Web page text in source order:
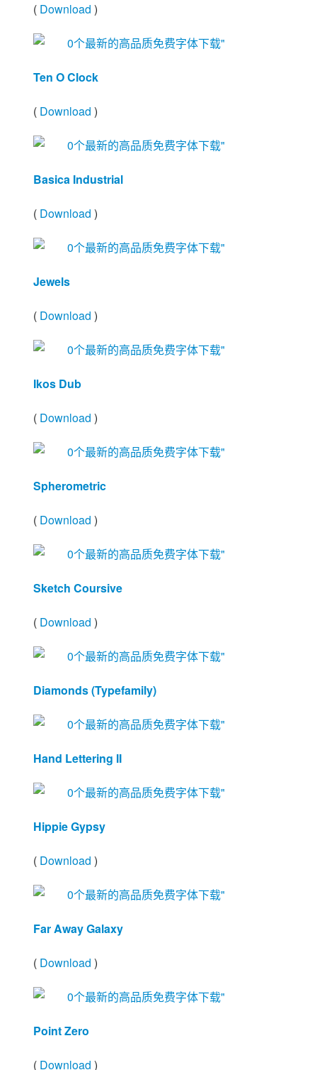
( Download )
Ten O Clock
( Download )
Basica Industrial
( Download )
Jewels
( Download )
Ikos Dub
( Download )
Spherometric
( Download )
Sketch Coursive
( Download )
Diamonds (Typefamily)
Hand Lettering II
Hippie Gypsy
( Download )
Far Away Galaxy
( Download )
Point Zero
( Download )